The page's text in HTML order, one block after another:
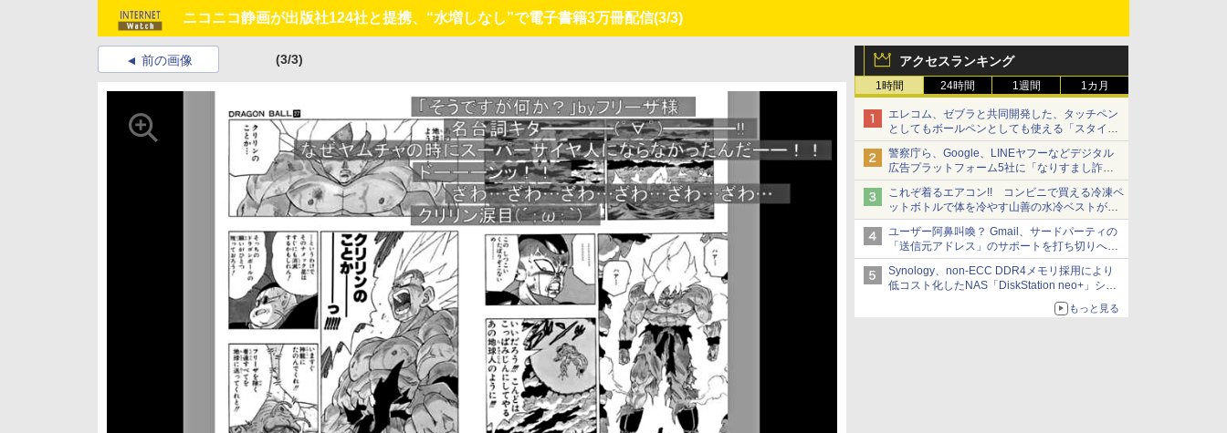
ニコニコ静画が出版社124社と提携、“水増しなし”で電子書籍3万冊配信(3/3)
アクセスランキング
1時間 24時間 1週間 1カ月
エレコム、ゼブラと共同開発した、タッチペン
としてもボールペンとしても使える「スタイラ
スツーウェイ」発売 iPadにも紙にも、持ち替
えずに書き込める
警察庁ら、Google、LINEヤフーなどデジタル
広告プラットフォーム5社に「なりすまし詐欺
広告」対策強化を要請 著名人の写真や映像を
使った投資詐欺などへの対策として
これぞ着るエアコン!! コンビニで買える冷凍ペ
ットボトルで体を冷やす山善の水冷ベストがロ
ードバイクにちょうどいい【ぼっち・ざ・ろー
ど！その14】【空いた時間でなにしてる？】
ユーザー阿鼻叫喚？ Gmail、サードパーティの
「送信元アドレス」のサポートを打ち切りへ
【やじうまWatch】
Synology、non-ECC DDR4メモリ採用により
低コスト化したNAS「DiskStation neo+」シリ
ーズ 予算を抑えて導入でき、ECCメモリへの
もっと見る
前の画像 (3/3)